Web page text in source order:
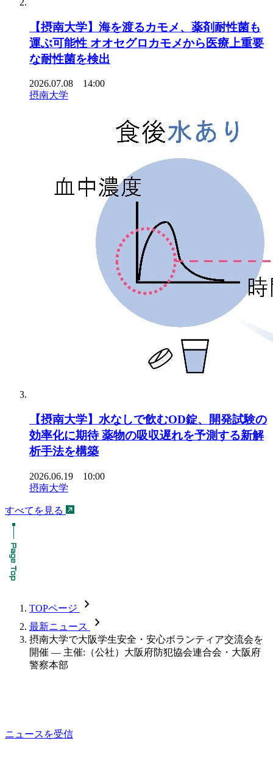
【摂南大学】海を渡るカモメ、薬剤耐性菌も
運ぶ可能性 オオセグロカモメから医療上重要
な耐性菌を検出
2026.07.08 14:00
摂南大学
【摂南大学】水なしで飲むOD錠、開発試験の
効率化に期待 薬物の吸収遅れを予測する新解
析手法を構築
2026.06.19 10:00
摂南大学
すべてを見る
TOPページ chevron_forward
最新ニュース chevron_forward
摂南大学で大阪学生安全・安心ボランティア交流会を
開催 — 主催:（公社）大阪府防犯協会連合会・大阪府
警察本部
ニュースを受信